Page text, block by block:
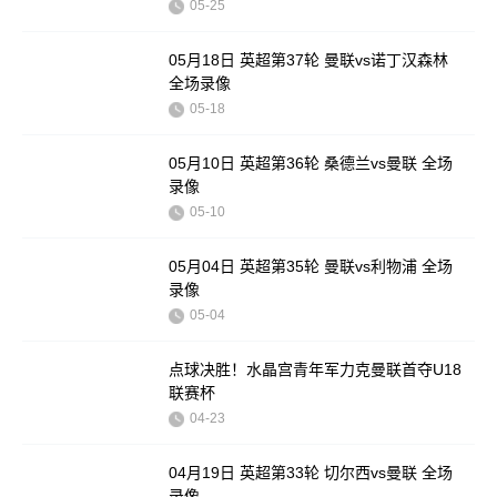
05-25
05月18日 英超第37轮 曼联vs诺丁汉森林
全场录像
05-18
05月10日 英超第36轮 桑德兰vs曼联 全场
录像
05-10
05月04日 英超第35轮 曼联vs利物浦 全场
录像
05-04
点球决胜！水晶宫青年军力克曼联首夺U18
联赛杯
04-23
04月19日 英超第33轮 切尔西vs曼联 全场